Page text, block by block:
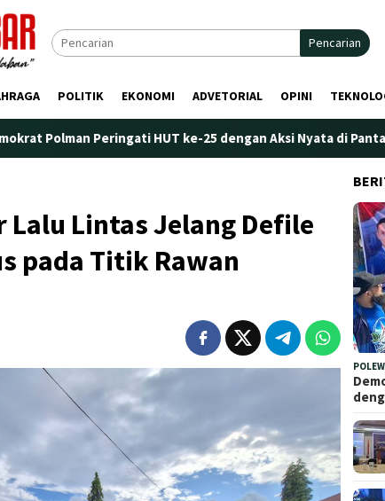
Pencarian
POLITIK EKONOMI ADVETORIAL OPINI
Peringati HUT ke-25 dengan Aksi Nyata di Pantai Palippis:
Lalu Lintas Jelang Defile
pada Titik Rawan